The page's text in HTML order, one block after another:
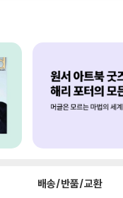
배송/반품/교환